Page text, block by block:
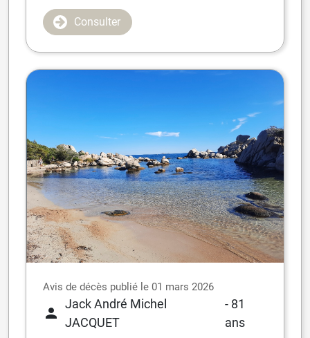
Consulter
Avis de décès publié le 01 mars 2026
Jack André Michel
JACQUET
- 81
ans